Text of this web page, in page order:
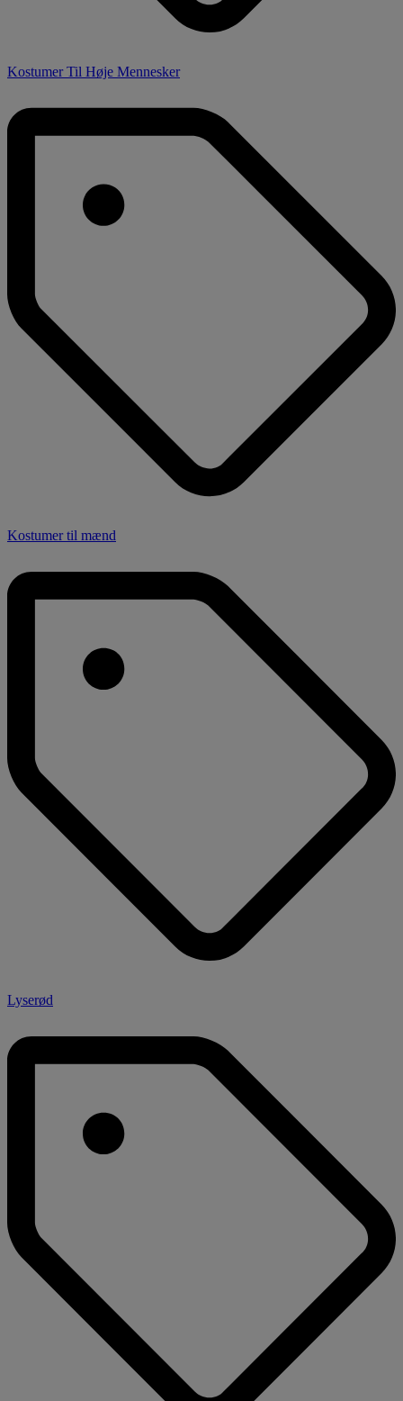
Kostumer Til Høje Mennesker
Kostumer til mænd
Lyserød